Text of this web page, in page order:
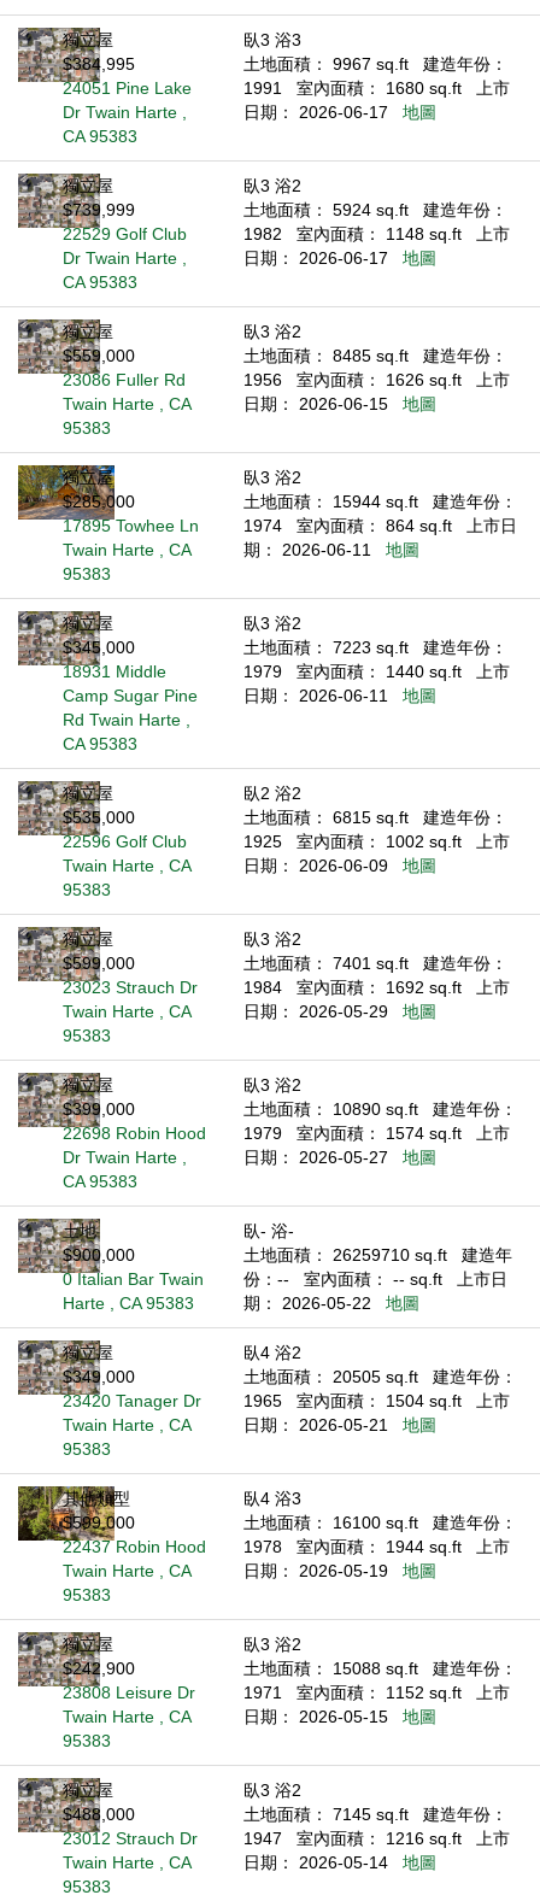
獨立屋
$384,995
24051 Pine Lake
Dr Twain Harte ,
CA 95383
臥3 浴3
土地面積： 9967 sq.ft
建造年份：
1991
室內面積： 1680 sq.ft
上市
日期： 2026-06-17
地圖
獨立屋
$739,999
22529 Golf Club
Dr Twain Harte ,
CA 95383
臥3 浴2
土地面積： 5924 sq.ft
建造年份：
1982
室內面積： 1148 sq.ft
上市
日期： 2026-06-17
地圖
獨立屋
$559,000
23086 Fuller Rd
Twain Harte , CA
95383
臥3 浴2
土地面積： 8485 sq.ft
建造年份：
1956
室內面積： 1626 sq.ft
上市
日期： 2026-06-15
地圖
獨立屋
$285,000
17895 Towhee Ln
Twain Harte , CA
95383
臥3 浴2
土地面積： 15944 sq.ft
建造年份：
1974
室內面積： 864 sq.ft
上市日
期： 2026-06-11
地圖
獨立屋
$345,000
18931 Middle
Camp Sugar Pine
Rd Twain Harte ,
CA 95383
臥3 浴2
土地面積： 7223 sq.ft
建造年份：
1979
室內面積： 1440 sq.ft
上市
日期： 2026-06-11
地圖
獨立屋
$535,000
22596 Golf Club
Twain Harte , CA
95383
臥2 浴2
土地面積： 6815 sq.ft
建造年份：
1925
室內面積： 1002 sq.ft
上市
日期： 2026-06-09
地圖
獨立屋
$599,000
23023 Strauch Dr
Twain Harte , CA
95383
臥3 浴2
土地面積： 7401 sq.ft
建造年份：
1984
室內面積： 1692 sq.ft
上市
日期： 2026-05-29
地圖
獨立屋
$399,000
22698 Robin Hood
Dr Twain Harte ,
CA 95383
臥3 浴2
土地面積： 10890 sq.ft
建造年份：
1979
室內面積： 1574 sq.ft
上市
日期： 2026-05-27
地圖
土地
$900,000
0 Italian Bar Twain
Harte , CA 95383
臥- 浴-
土地面積： 26259710 sq.ft
建造年
份：--
室內面積： -- sq.ft
上市日
期： 2026-05-22
地圖
獨立屋
$349,000
23420 Tanager Dr
Twain Harte , CA
95383
臥4 浴2
土地面積： 20505 sq.ft
建造年份：
1965
室內面積： 1504 sq.ft
上市
日期： 2026-05-21
地圖
其他類型
$599,000
22437 Robin Hood
Twain Harte , CA
95383
臥4 浴3
土地面積： 16100 sq.ft
建造年份：
1978
室內面積： 1944 sq.ft
上市
日期： 2026-05-19
地圖
獨立屋
$242,900
23808 Leisure Dr
Twain Harte , CA
95383
臥3 浴2
土地面積： 15088 sq.ft
建造年份：
1971
室內面積： 1152 sq.ft
上市
日期： 2026-05-15
地圖
獨立屋
$488,000
23012 Strauch Dr
Twain Harte , CA
95383
臥3 浴2
土地面積： 7145 sq.ft
建造年份：
1947
室內面積： 1216 sq.ft
上市
日期： 2026-05-14
地圖